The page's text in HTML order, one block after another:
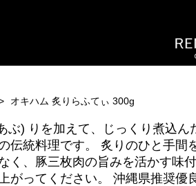
オキハム 炙りらふてぃ 300g
ぶ) りを加えて、じっくり煮込
伝統料理です。 炙りのひと手
く、豚三枚肉の旨みを活かす
がってください。 沖縄県推奨優